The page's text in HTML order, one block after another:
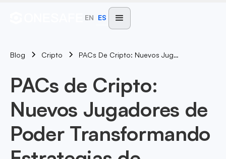
EN ES
Blog Cripto PACs De Cripto: Nuevos Jugadores De Poder Transformando Estrategias De Regulación Y Fintech
PACs de Cripto:
Nuevos Jugadores de
Poder Transformando